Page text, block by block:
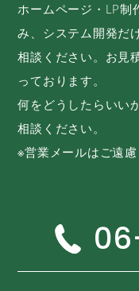
ホームページ・LP制
み、システム開発だ
相談ください。お見
っております。
何をどうしたらいい
相談ください。
※営業メールはご遠慮